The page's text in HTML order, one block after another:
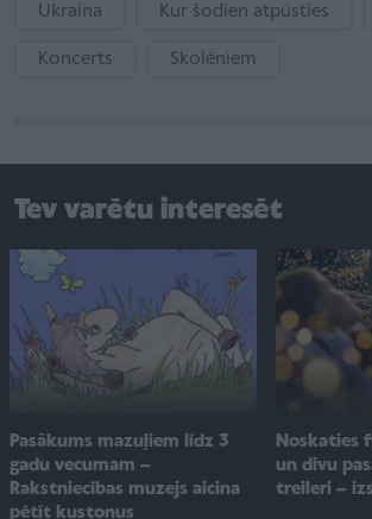
Ukraina Kur šodien atpūsties
Koncerts Skolēniem
Tev varētu interesēt
Pasākums mazuļiem līdz 3
gadu vecumam –
Rakstniecības muzejs aicina
pētīt kustoņus
Noskaties
un divu
treileri –